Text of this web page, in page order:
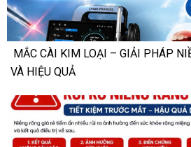
MẮC CÀI KIM LOẠI – GIẢI PHÁP
VÀ HIỆU QUẢ